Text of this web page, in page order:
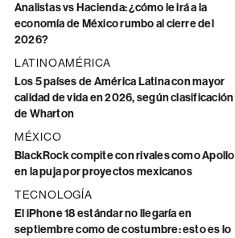
Analistas vs Hacienda: ¿cómo le irá a la
economía de México rumbo al cierre del
2026?
LATINOAMÉRICA
Los 5 países de América Latina con mayor
calidad de vida en 2026, según clasificación
de Wharton
MÉXICO
BlackRock compite con rivales como Apollo
en la puja por proyectos mexicanos
TECNOLOGÍA
El iPhone 18 estándar no llegaría en
septiembre como de costumbre: esto es lo